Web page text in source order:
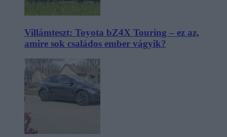
Villámteszt: Toyota bZ4X Touring – ez az,
amire sok családos ember vágyik?